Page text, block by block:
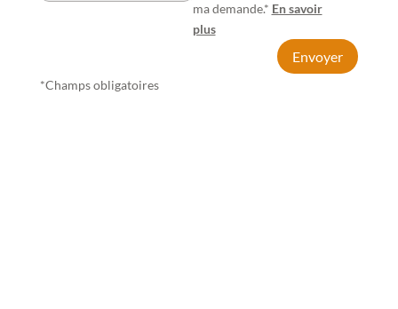
ma demande.* En savoir
plus
Envoyer
*Champs obligatoires